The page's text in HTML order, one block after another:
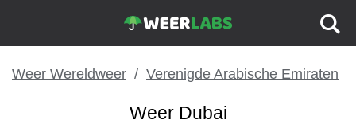
Weer Wereldweer Verenigde Arabische Emiraten
Weer Dubai